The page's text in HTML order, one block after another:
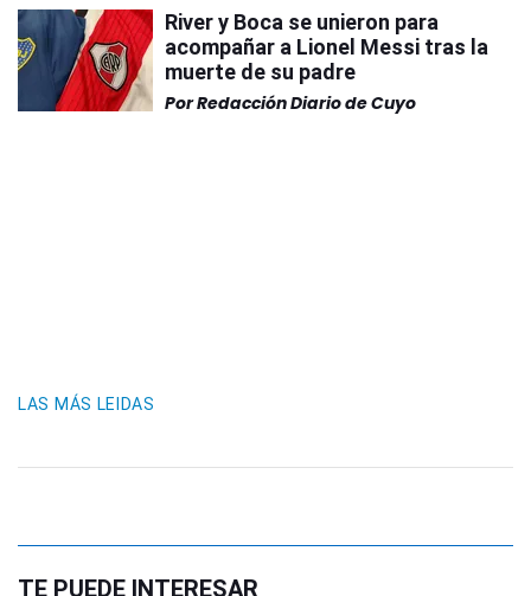
River y Boca se unieron para
acompañar a Lionel Messi tras la
muerte de su padre
PorRedacción Diario de Cuyo
LAS MÁS LEIDAS
TE PUEDE INTERESAR